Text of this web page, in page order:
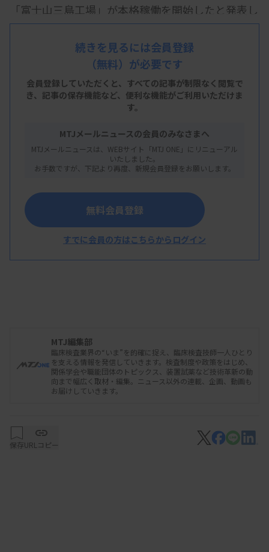
「富士山三島工場」が本格稼働を開始したと発表し
た。国内2番目の工場で、生産能力・BCP（事業継
続計画）の強化により製品の安定供給体制を確立。
「これまで以上に診断技術で安心な毎日を届け、社
会に貢献する企業であり続ける」としている。
同社は感染症迅速診断キットで高い実績を持つ。新
工場は敷地面積3万4081平方メートル、延べ床面積
2万3918平方メートル。2月2日から稼働を開始し
続きを見るには会員登録
（無料）が必要です
会員登録していただくと、すべての記事が制限なく閲覧で
き、 記事の保存機能など、便利な機能がご利用いただけま
す。
MTJメールニュースの会員のみなさまへ
MTJメールニュースは、WEBサイト「MTJ ONE」にリニューアル
いたしました。
お手数ですが、下記より再度、新規会員登録をお願いします。
無料会員登録
すでに会員の方はこちらからログイン
MTJ編集部
臨床検査業界の“いま”を的確に捉え、臨床検査技師一人ひとり
を支える情報を発信していきます。検査制度や政策をはじめ、
関係学会や職能団体のトピックス、装置試薬など技術革新の動
向まで幅広く取材・編集。ニュース以外の連載、企画、動画も
お届けしていきます。
保存URLコピー